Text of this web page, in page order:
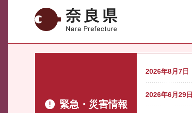
奈良県
緊急・災害情報
2026年8月7日
2026年6月29日